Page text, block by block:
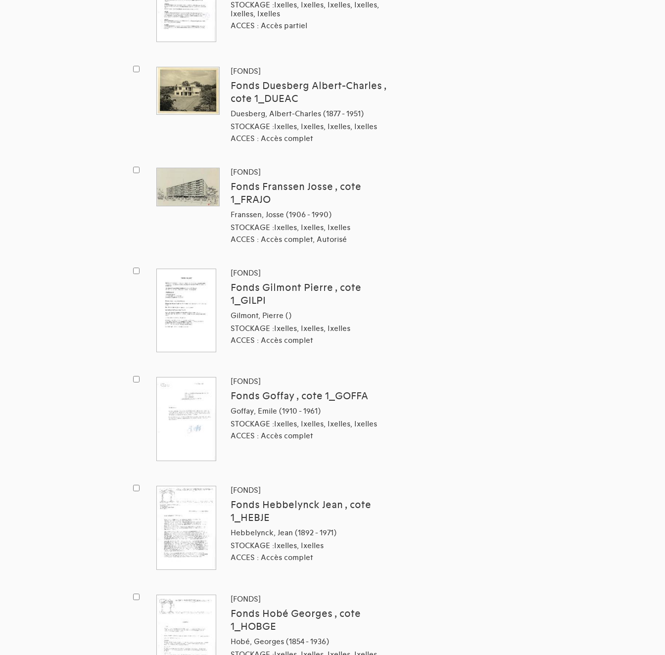
STOCKAGE :Ixelles, Ixelles, Ixelles, Ixelles,
Ixelles, Ixelles
ACCES : Accès partiel
[FONDS]
Fonds Duesberg Albert-Charles ,
cote 1_DUEAC
Duesberg, Albert-Charles (1877 - 1951)
STOCKAGE :Ixelles, Ixelles, Ixelles, Ixelles
ACCES : Accès complet
[FONDS]
Fonds Franssen Josse , cote
1_FRAJO
Franssen, Josse (1906 - 1990)
STOCKAGE :Ixelles, Ixelles, Ixelles
ACCES : Accès complet, Autorisé
[FONDS]
Fonds Gilmont Pierre , cote
1_GILPI
Gilmont, Pierre ()
STOCKAGE :Ixelles, Ixelles, Ixelles
ACCES : Accès complet
[FONDS]
Fonds Goffay , cote 1_GOFFA
Goffay, Emile (1910 - 1961)
STOCKAGE :Ixelles, Ixelles, Ixelles, Ixelles
ACCES : Accès complet
[FONDS]
Fonds Hebbelynck Jean , cote
1_HEBJE
Hebbelynck, Jean (1892 - 1971)
STOCKAGE :Ixelles, Ixelles
ACCES : Accès complet
[FONDS]
Fonds Hobé Georges , cote
1_HOBGE
Hobé, Georges (1854 - 1936)